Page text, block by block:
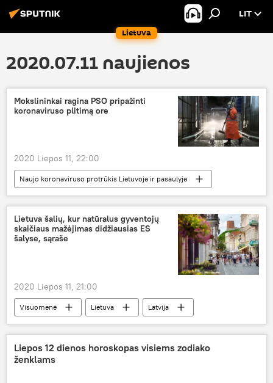
Lietuva
LIT
2020.07.11 naujienos
Mokslininkai ragina PSO pripažinti
koronaviruso plitimą ore
2020 Liepos 11, 22:00
Naujo koronaviruso protrūkis Lietuvoje ir pasaulyje
Pasaulyje
koronavirusas
mokslininkai
Pasaulio sveikatos organizacija (PSO)
Lietuva šalių, kur natūralus gyventojų
skaičiaus mažėjimas didžiausias ES
šalyse, sąraše
2020 Liepos 11, 21:00
Visuomenė Lietuva
Latvija
Eurostatas
Liepos 12 dienos horoskopas visiems zodiako
ženklams